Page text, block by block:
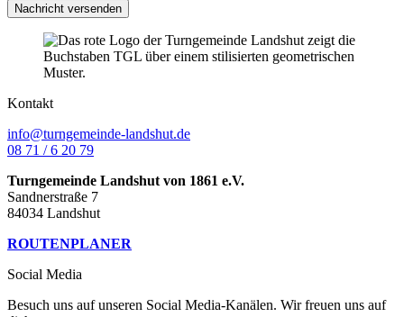
Nachricht versenden
Kontakt
info@turngemeinde-landshut.de
08 71 / 6 20 79
Turngemeinde Landshut von 1861 e.V.
Sandnerstraße 7
84034 Landshut
ROUTENPLANER
Social Media
Besuch uns auf unseren Social Media-Kanälen. Wir freuen uns auf